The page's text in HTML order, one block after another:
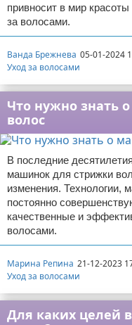
привносит в мир
за волосами.
Ванда Брежнева 05-01-2024
Уход за волосами
Что нужно знать
волос
В последние
машинок для стрижки
изменения. Технологии,
постоянно
качественные и
волосами.
Марина Репина 21-12-2023
Уход за волосами
Для каких целей